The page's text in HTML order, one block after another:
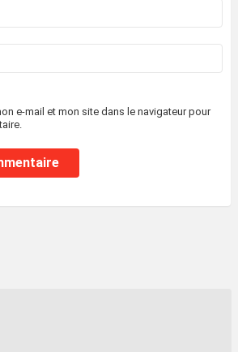
e-mail et mon site dans le navigateur pour